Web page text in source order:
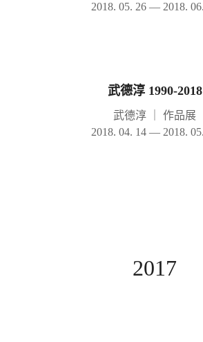
2018. 05. 26 — 2018.
武德淳 1990-2018
武德淳
作品展
2018. 04. 14 — 2018.
2017